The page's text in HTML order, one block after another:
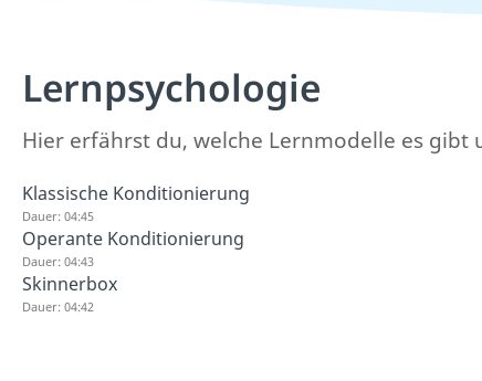
Lernpsychologie
Hier erfährst du, welche Lernmodelle es
Klassische Konditionierung
Dauer: 04:45
Operante Konditionierung
Dauer: 04:43
Skinnerbox
Dauer: 04:42